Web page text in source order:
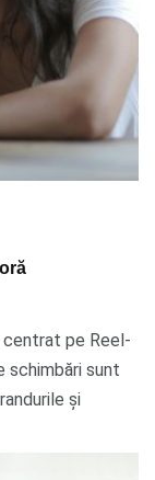
centrat pe Reel-
schimbări sunt
și